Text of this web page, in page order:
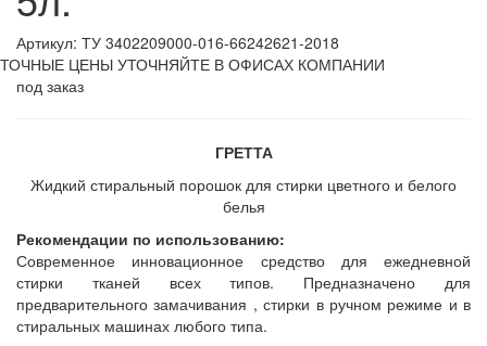
Артикул: ТУ 3402209000-016-66242621-2018
ТОЧНЫЕ ЦЕНЫ УТОЧНЯЙТЕ В ОФИСАХ КОМПАНИИ
под заказ
ГРЕТТА
Жидкий стиральный порошок для стирки цветного и белого
белья
Рекомендации по использованию:
Современное инновационное средство для ежедневной
стирки тканей всех типов. Предназначено для
предварительного замачивания , стирки в ручном режиме и в
стиральных машинах любого типа.